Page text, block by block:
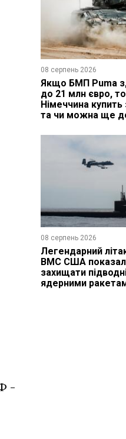
-
08 серпень 2026
Якщо БМП Puma
до 21 млн євро,
Німеччина
та чи можна ще
08 серпень 2026
Легендарний
ВМС США
захищати
ядерними